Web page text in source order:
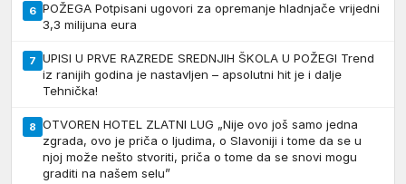
6 POŽEGA Potpisani ugovori za opremanje hladnjače vrijedni
3,3 milijuna eura
7 UPISI U PRVE RAZREDE SREDNJIH ŠKOLA U POŽEGI Trend
iz ranijih godina je nastavljen – apsolutni hit je i dalje
Tehnička!
8 OTVOREN HOTEL ZLATNI LUG „Nije ovo još samo jedna
zgrada, ovo je priča o ljudima, o Slavoniji i tome da se u
njoj može nešto stvoriti, priča o tome da se snovi mogu
graditi na našem selu”